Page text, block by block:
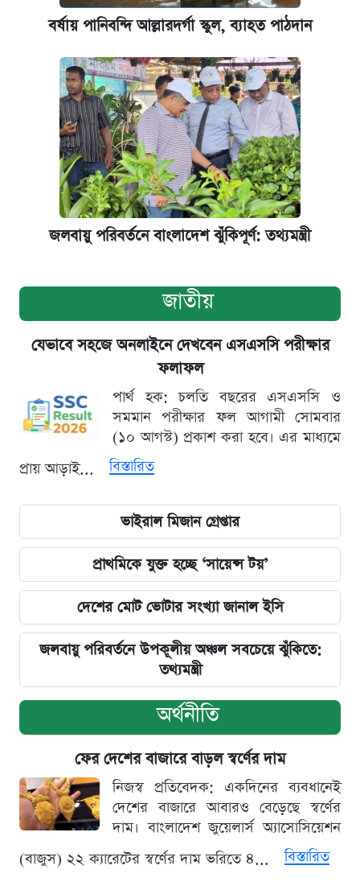
বর্ষায় পানিবন্দি আল্লারদর্গা স্কুল, ব্যাহত পাঠদান
জলবায়ু পরিবর্তনে বাংলাদেশ ঝুঁকিপূর্ণ: তথ্যমন্ত্রী
জাতীয়
যেভাবে সহজে অনলাইনে দেখবেন এসএসসি পরীক্ষার
ফলাফল
পার্থ হক: চলতি বছরের এসএসসি ও
সমমান পরীক্ষার ফল আগামী সোমবার
(১০ আগস্ট) প্রকাশ করা হবে। এর মাধ্যমে
প্রায় আড়াই...
বিস্তারিত
ভাইরাল মিজান গ্রেপ্তার
প্রাথমিকে যুক্ত হচ্ছে ‘সায়েন্স টয়’
দেশের মোট ভোটার সংখ্যা জানাল ইসি
জলবায়ু পরিবর্তনে উপকূলীয় অঞ্চল সবচেয়ে ঝুঁকিতে:
তথ্যমন্ত্রী
অর্থনীতি
ফের দেশের বাজারে বাড়ল স্বর্ণের দাম
নিজস্ব প্রতিবেদক: একদিনের ব্যবধানেই
দেশের বাজারে আবারও বেড়েছে স্বর্ণের
দাম। বাংলাদেশ জুয়েলার্স অ্যাসোসিয়েশন
(বাজুস) ২২ ক্যারেটের স্বর্ণের দাম ভরিতে ৪...
বিস্তারিত